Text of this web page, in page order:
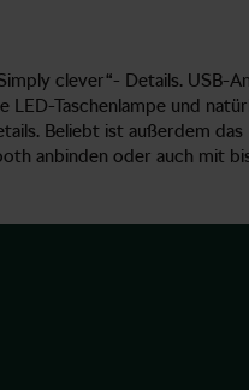
clever“- Details. USB-
Taschenlampe und
Beliebt ist außerdem
anbinden oder auch mit